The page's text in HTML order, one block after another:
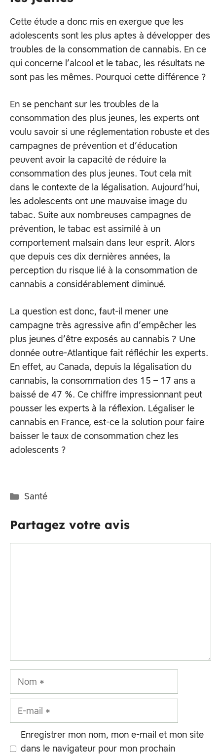
Cette étude a donc mis en exergue que les
adolescents sont les plus aptes à développer des
troubles de la consommation de cannabis. En ce
qui concerne l’alcool et le tabac, les résultats ne
sont pas les mêmes. Pourquoi cette différence ?
En se penchant sur les troubles de la
consommation des plus jeunes, les experts ont
voulu savoir si une réglementation robuste et des
campagnes de prévention et d’éducation
peuvent avoir la capacité de réduire la
consommation des plus jeunes. Tout cela mit
dans le contexte de la légalisation. Aujourd’hui,
les adolescents ont une mauvaise image du
tabac. Suite aux nombreuses campagnes de
prévention, le tabac est assimilé à un
comportement malsain dans leur esprit. Alors
que depuis ces dix dernières années, la
perception du risque lié à la consommation de
cannabis a considérablement diminué.
La question est donc, faut-il mener une
campagne très agressive afin d’empêcher les
plus jeunes d’être exposés au cannabis ? Une
donnée outre-Atlantique fait réfléchir les experts.
En effet, au Canada, depuis la légalisation du
cannabis, la consommation des 15 – 17 ans a
baissé de 47 %. Ce chiffre impressionnant peut
pousser les experts à la réflexion. Légaliser le
cannabis en France, est-ce la solution pour faire
baisser le taux de consommation chez les
adolescents ?
Catégories
Santé
Partagez votre avis
Nom
Enregistrer mon nom, mon e-mail et mon site
dans le navigateur pour mon prochain